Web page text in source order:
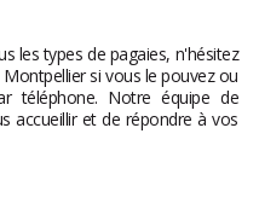
les types de pagaies, n'hésitez
si vous le pouvez ou
téléphone. Notre équipe de
accueillir et de répondre à vos